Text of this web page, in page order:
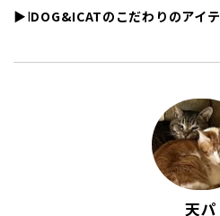
▶︎IDOG&ICATのこだわりのアイ
天パ